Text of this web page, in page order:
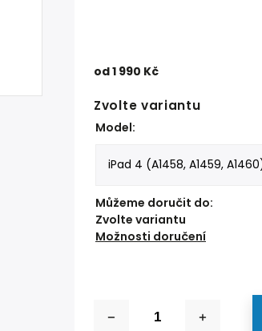
od1 990 Kč
Zvolte variantu
Model:
Můžeme doručit do:
Zvolte variantu
Možnosti doručení